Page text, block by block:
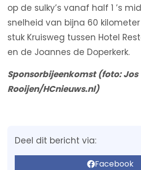
op de sulky’s vanaf half 1 ’s
snelheid van bijna 60
stuk Kruisweg tussen Hotel
en de Joannes de Doperkerk.
Sponsorbijeenkomst (foto: Jos
Rooijen/HCnieuws.nl)
Deel dit bericht via:
Facebook